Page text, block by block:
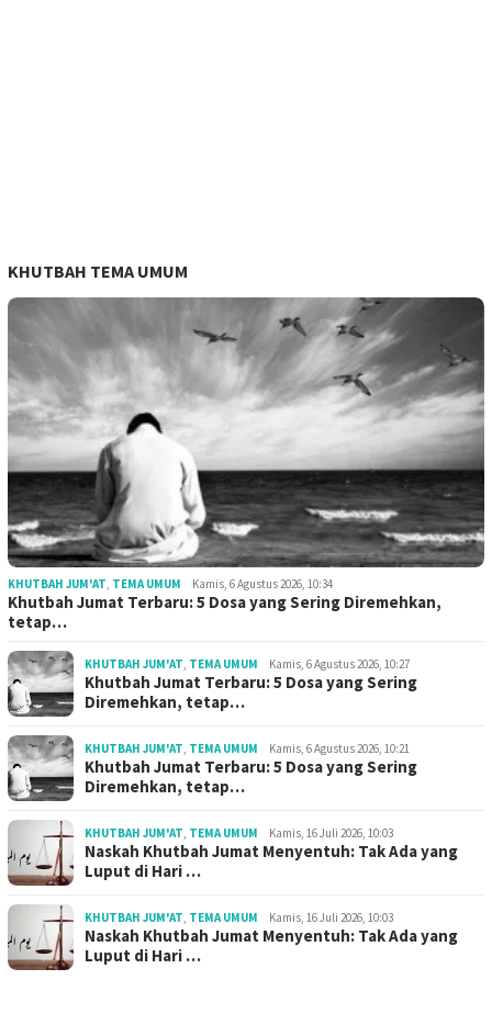
KHUTBAH TEMA UMUM
KHUTBAH JUM'AT TEMA UMUM Kamis, 6 Agustus 2026, 10:34
Khutbah Jumat Terbaru: 5 Dosa yang Sering Diremehkan,
tetap…
KHUTBAH JUM'AT TEMA UMUM Kamis, 6 Agustus 2026, 10:27
Khutbah Jumat Terbaru: 5 Dosa yang Sering
Diremehkan, tetap…
KHUTBAH JUM'AT TEMA UMUM Kamis, 6 Agustus 2026, 10:21
Khutbah Jumat Terbaru: 5 Dosa yang Sering
Diremehkan, tetap…
KHUTBAH JUM'AT TEMA UMUM Kamis, 16 Juli 2026, 10:03
Naskah Khutbah Jumat Menyentuh: Tak Ada yang
Luput di Hari …
KHUTBAH JUM'AT TEMA UMUM Kamis, 16 Juli 2026, 10:03
Naskah Khutbah Jumat Menyentuh: Tak Ada yang
Luput di Hari …